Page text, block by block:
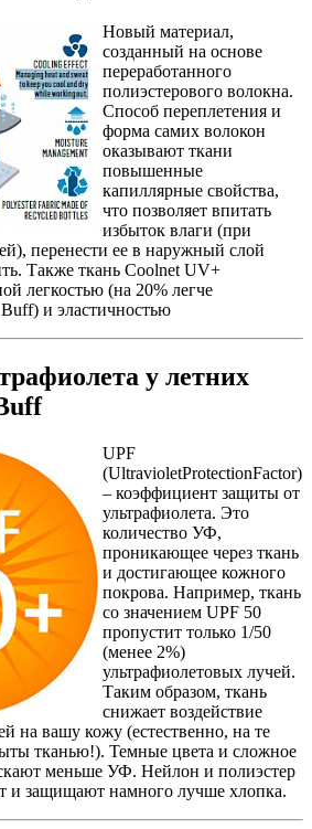
Новый материал,
созданный на основе
переработанного
полиэстерового волокна.
Способ переплетения и
форма самих волокон
оказывают ткани
повышенные
капиллярные свойства,
что позволяет впитать
избыток влаги (при
перенести ее в наружный слой
Также ткань Coolnet UV+
легкостью (на 20% легче
и эластичностью
у летних
UPF
(UltravioletProtectionFactor)
– коэффициент защиты от
ультрафиолета. Это
количество УФ,
проникающее через ткань
и достигающее кожного
покрова. Например, ткань
со значением UPF 50
пропустит только 1/50
(менее 2%)
ультрафиолетовых лучей.
Таким образом, ткань
снижает воздействие
на вашу кожу (естественно, на те
тканью!). Темные цвета и сложное
меньше УФ. Нейлон и полиэстер
и защищают намного лучше хлопка.